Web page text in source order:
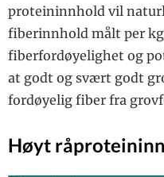
proteininnhold vil
fiberinnhold målt per
fiberfordøyelighet og
at godt og svært godt
fordøyelig fiber fra
Høyt